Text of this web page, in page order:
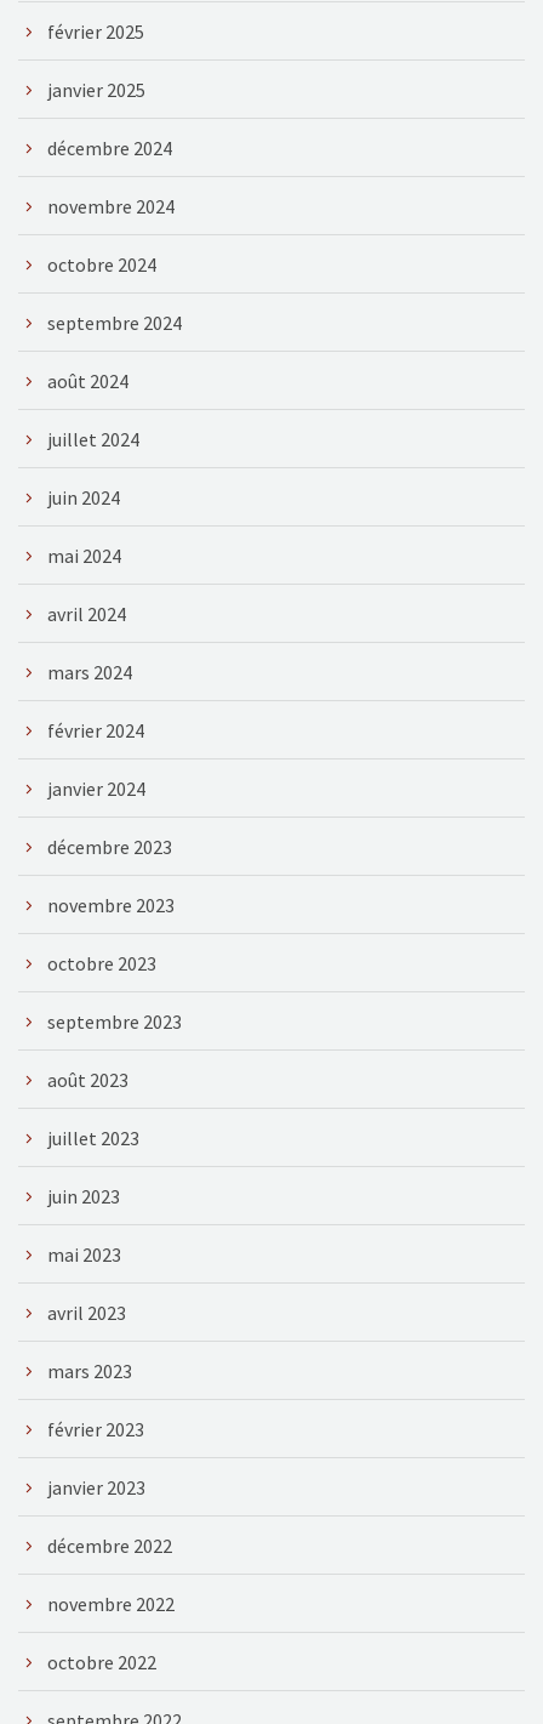
février 2025
janvier 2025
décembre 2024
novembre 2024
octobre 2024
septembre 2024
août 2024
juillet 2024
juin 2024
mai 2024
avril 2024
mars 2024
février 2024
janvier 2024
décembre 2023
novembre 2023
octobre 2023
septembre 2023
août 2023
juillet 2023
juin 2023
mai 2023
avril 2023
mars 2023
février 2023
janvier 2023
décembre 2022
novembre 2022
octobre 2022